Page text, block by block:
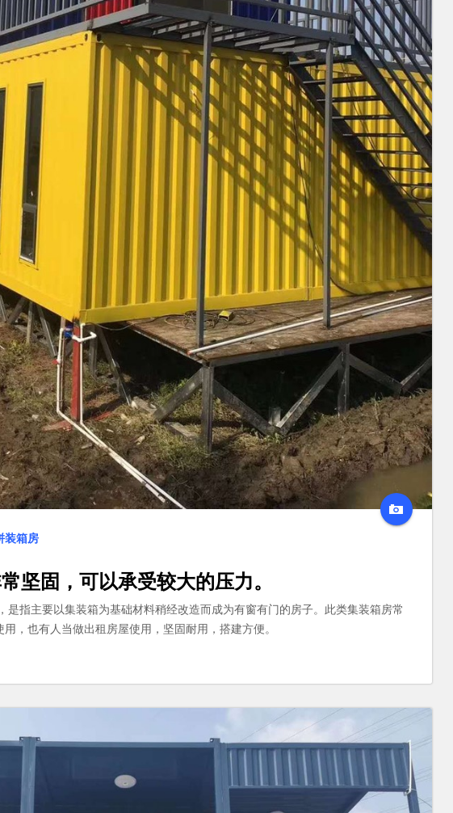
装箱房
坚固，可以承受较大的压力。
是指主要以集装箱为基础材料稍经改造而成为有窗有门的房子。此类集装箱房常
，也有人当做出租房屋使用，坚固耐用，搭建方便。